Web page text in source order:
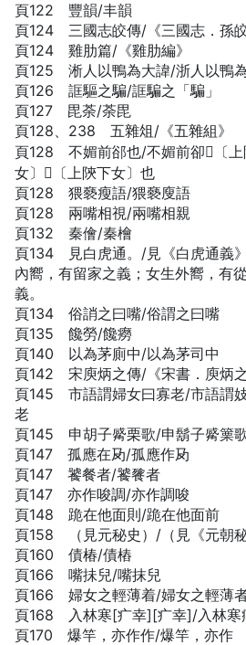
頁122 豐韻/丰韻
頁124 三國志皎傳/《三國志．孫皎
頁124 雞肋篇/《雞肋編》
頁125 淅人以鴨為大諱/浙人以鴨
頁126 誆驅之騙/誆騙之「騙」
頁127 毘荼/荼毘
頁128、238 五雜俎/《五雜組》
頁128 不媚前郤也/不媚前卻𡟨〔
女〕𡟨〔上陝下女〕也
頁128 猥褻瘦語/猥褻廋語
頁128 兩嘴相視/兩嘴相親
頁132 秦儈/秦檜
頁134 見白虎通。/見《白虎通義
內嚮，有留家之義；女生外嚮，有
義。
頁134 俗誚之曰嘴/俗謂之曰嘴
頁135 饞勞/饞癆
頁140 以為茅廁中/以為茅司中
頁142 宋庾炳之傳/《宋書．庾炳之
頁145 市語謂婦女曰寡老/市語謂
老
頁145 申胡子觱栗歌/申鬍子觱篥
頁147 孤應在夃/孤應作夃
頁147 饕餐者/饕餮者
頁147 亦作唆調/亦作調唆
頁148 跪在他面則/跪在他面前
頁158 （見元秘史）/（見《元朝秘
頁160 債椿/債樁
頁166 嘴抺兒/嘴抹兒
頁166 婦女之輕薄着/婦女之輕薄
頁168 入林寒[疒幸][疒幸]/入林寒
頁170 爆竿，亦作作/爆竿，亦作